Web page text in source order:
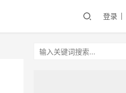
登录